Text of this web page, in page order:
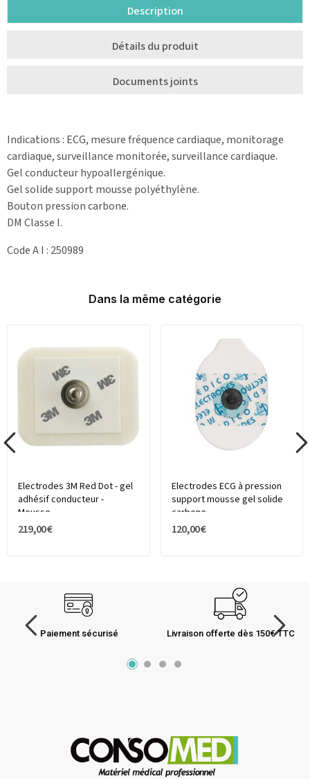
Description
Détails du produit
Documents joints
Indications : ECG, mesure fréquence cardiaque, monitorage
cardiaque, surveillance monitorée, surveillance cardiaque.
Gel conducteur hypoallergénique.
Gel solide support mousse polyéthylène.
Bouton pression carbone.
DM Classe I.
Code A I : 250989
Dans la même catégorie
Electrodes 3M Red Dot - gel
adhésif conducteur -
Mousse...
219,00 €
Electrodes ECG à pression
support mousse gel solide
carbone...
120,00 €
Paiement sécurisé Livraison offerte dès 150€ TTC